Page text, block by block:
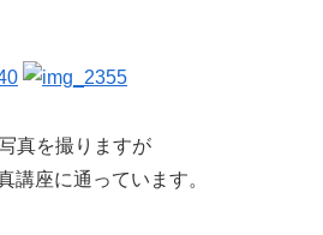
真を撮りますが
講座に通っています。